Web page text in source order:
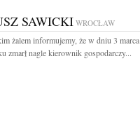
SAWICKI WROCŁAW
żalem informujemy, że w dniu 3 marca
zmarł nagle kierownik gospodarczy...